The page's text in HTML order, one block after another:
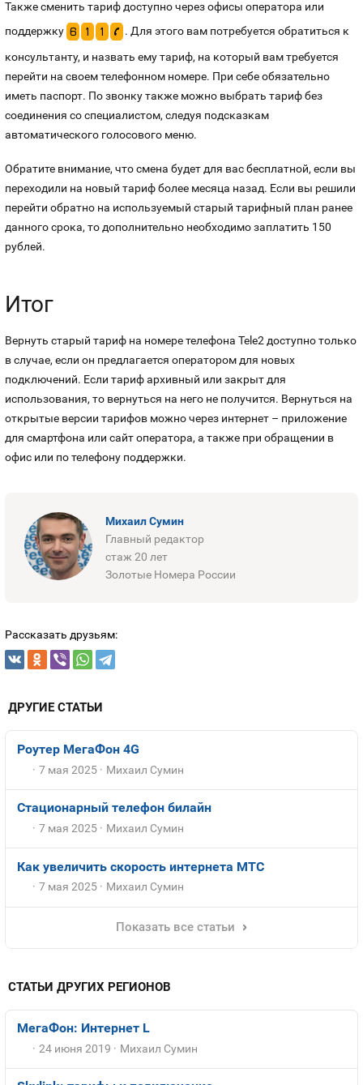
Также сменить тариф доступно через офисы оператора или
поддержку
6 1 1 p . Для этого вам потребуется обратиться к
консультанту, и назвать ему тариф, на который вам требуется
перейти на своем телефонном номере. При себе обязательно
иметь паспорт. По звонку также можно выбрать тариф без
соединения со специалистом, следуя подсказкам
автоматического голосового меню.
Обратите внимание, что смена будет для вас бесплатной, если вы
переходили на новый тариф более месяца назад. Если вы решили
перейти обратно на используемый старый тарифный план ранее
данного срока, то дополнительно необходимо заплатить 150
рублей.
Итог
Вернуть старый тариф на номере телефона Tele2 доступно только
в случае, если он предлагается оператором для новых
подключений. Если тариф архивный или закрыт для
использования, то вернуться на него не получится. Вернуться на
открытые версии тарифов можно через интернет – приложение
для смартфона или сайт оператора, а также при обращении в
офис или по телефону поддержки.
Михаил Сумин
Главный редактор
стаж 20 лет
Золотые Номера России
Рассказать друзьям:
ДРУГИЕ СТАТЬИ
Роутер МегаФон 4G
7 мая 2025 Михаил Сумин
Стационарный телефон билайн
7 мая 2025 Михаил Сумин
Как увеличить скорость интернета МТС
7 мая 2025 Михаил Сумин
Показать все статьи
СТАТЬИ ДРУГИХ РЕГИОНОВ
МегаФон: Интернет L
24 июня 2019 Михаил Сумин